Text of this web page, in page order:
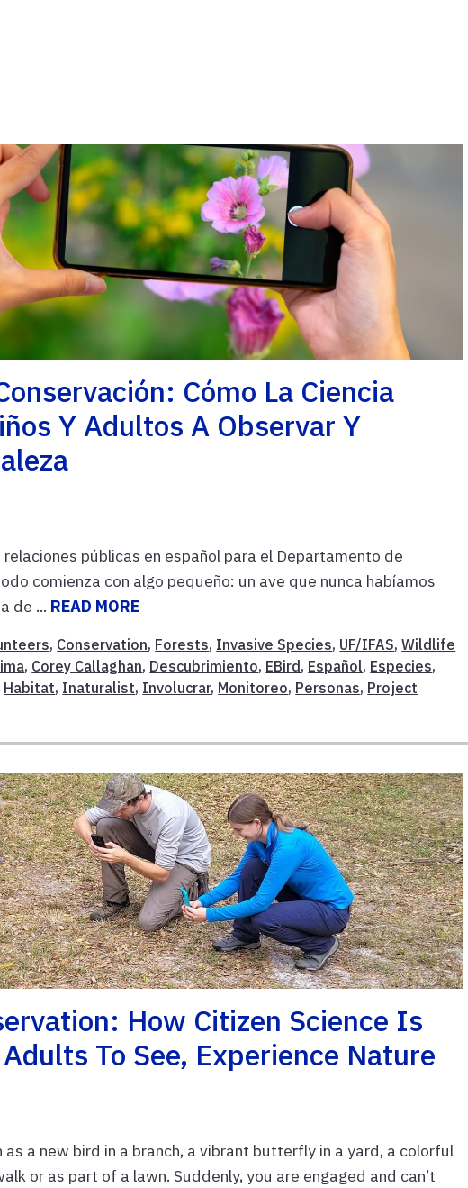
Cómo La Ciencia
Y Adultos A Observar Y
públicas en español para el Departamento de
comienza con algo pequeño: un ave que nunca habíamos
de ... READ MORE
, Conservation, Forests, Invasive Species, UF/IFAS,Wildlife
, Corey Callaghan, Descubrimiento, EBird, Español, Especies,
Habitat, Inaturalist, Involucrar, Monitoreo, Personas, Project
How Citizen Science Is
To See, Experience Nature
a new bird in a branch, a vibrant butterfly in a yard, a colorful
or as part of a lawn. Suddenly, you are engaged and can’t